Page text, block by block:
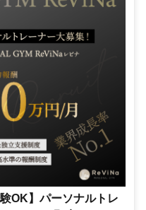
OK】パーソナルトレ